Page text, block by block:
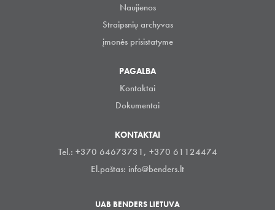
Naujienos
Straipsnių archyvas
įmonės prisistatyme
PAGALBA
Kontaktai
Dokumentai
KONTAKTAI
Tel.: +370 64673731, +370 61124474
El.paštas: info@benders.lt
UAB BENDERS LIETUVA